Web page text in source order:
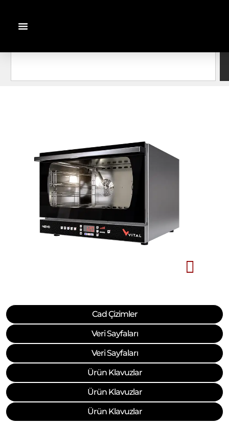
Cad Çizimler
Veri Sayfaları
Veri Sayfaları
Ürün Klavuzlar
Ürün Klavuzlar
Ürün Klavuzlar